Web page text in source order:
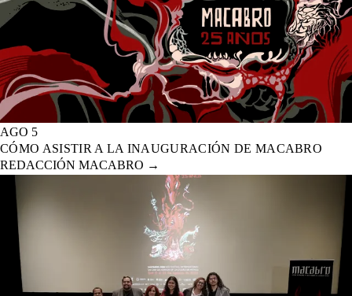
AGO 5
CÓMO ASISTIR A LA INAUGURACIÓN DE MACABRO
REDACCIÓN MACABRO →